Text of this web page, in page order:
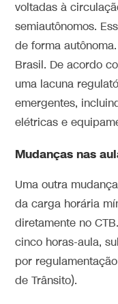
voltadas à
semiautônomos.
de forma
Brasil. De acordo
uma lacuna
emergentes,
elétricas e
Mudanças nas
Uma outra
da carga horária
diretamente no
cinco horas-aula,
por
de Trânsito).